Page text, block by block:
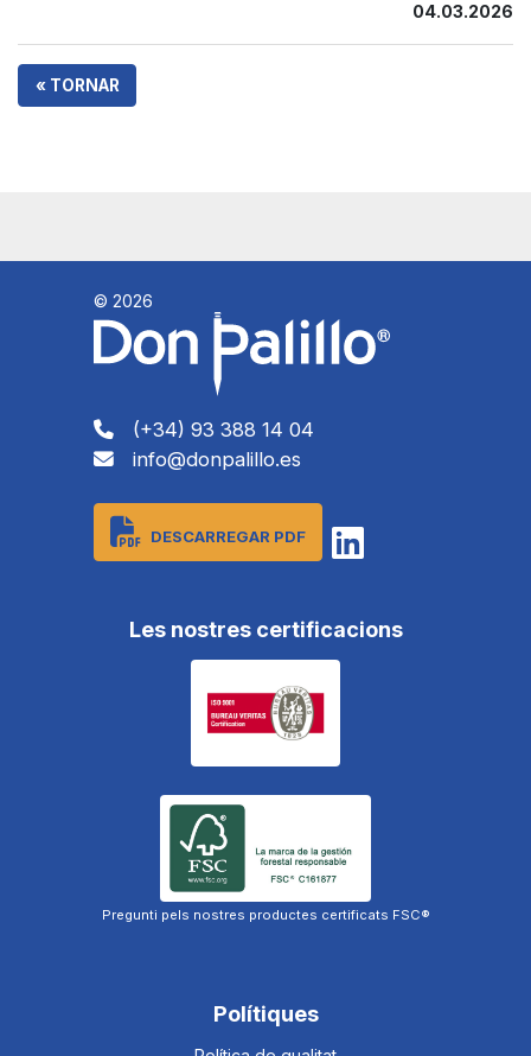
04.03.2026
« TORNAR
© 2026
(+34) 93 388 14 04
info@donpalillo.es
DESCARREGAR PDF
Les nostres certificacions
Pregunti pels nostres productes certificats FSC®
Polítiques